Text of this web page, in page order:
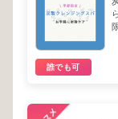
誰でも可